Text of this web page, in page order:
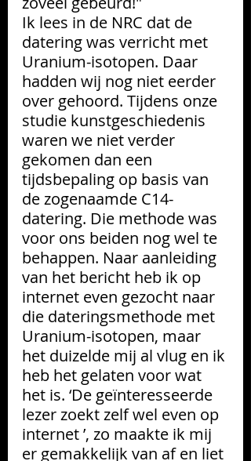
Ik lees in de NRC dat de
datering was verricht met
Uranium-isotopen. Daar
hadden wij nog niet eerder
over gehoord. Tijdens onze
studie kunstgeschiedenis
waren we niet verder
gekomen dan een
tijdsbepaling op basis van
de zogenaamde C14-
datering. Die methode was
voor ons beiden nog wel te
behappen. Naar aanleiding
van het bericht heb ik op
internet even gezocht naar
die dateringsmethode met
Uranium-isotopen, maar
het duizelde mij al vlug en ik
heb het gelaten voor wat
het is. ‘De geïnteresseerde
lezer zoekt zelf wel even op
internet ’, zo maakte ik mij
er gemakkelijk van af en liet